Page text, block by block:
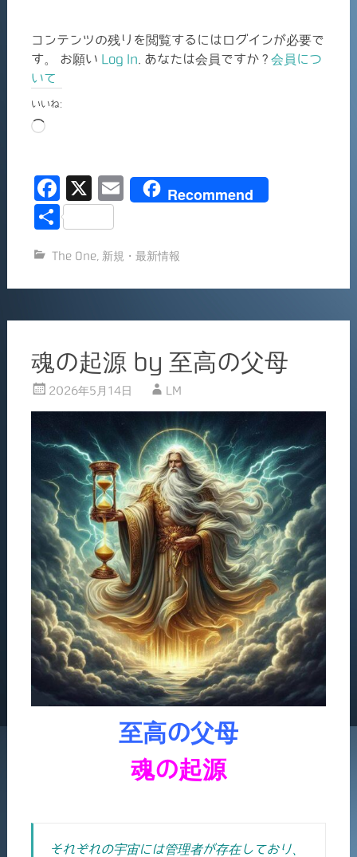
コンテンツの残りを閲覧するにはログインが必要で
す。 お願い Log In . あなたは会員ですか ? 会員につ
いて
いいね:
読
み
中…
F
a
e
b
o
k
X
E
l
Recommend
共
The One, 新規・最新情報
魂の起源 by 至高の父母
2026年5月14日 LM
至高の父母
魂の起源
それぞれの宇宙には管理者が存在しており、